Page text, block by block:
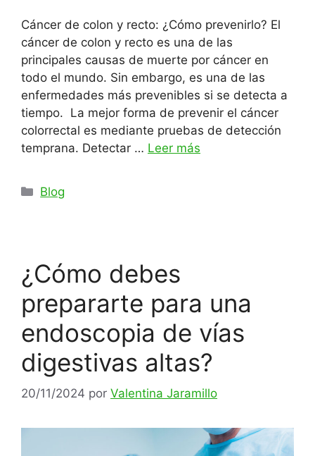
Cáncer de colon y recto: ¿Cómo prevenirlo? El
cáncer de colon y recto es una de las
principales causas de muerte por cáncer en
todo el mundo. Sin embargo, es una de las
enfermedades más prevenibles si se detecta a
tiempo. La mejor forma de prevenir el cáncer
colorrectal es mediante pruebas de detección
temprana. Detectar … Leer más
Categorías
Blog
¿Cómo debes
prepararte para una
endoscopia de vías
digestivas altas?
20/11/2024 por Valentina Jaramillo